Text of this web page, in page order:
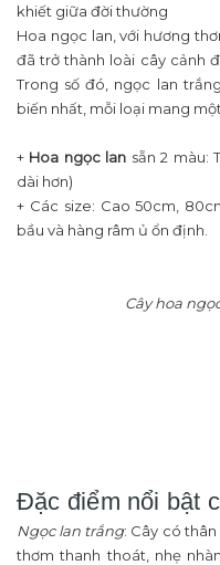
khiết giữa đời thường
Hoa ngọc lan, với hương
đã trở thành loài cây cảnh
Trong số đó, ngọc lan
biến nhất, mỗi loại mang
+ Hoa ngọc lan sẵn 2 màu:
dài hơn)
+ Các size: Cao 50cm,
bầu và hàng râm ủ ổn định.
Cây hoa
Đặc điểm nổi bật
Ngọc lan trắng: Cây có
thơm thanh thoát, nhẹ